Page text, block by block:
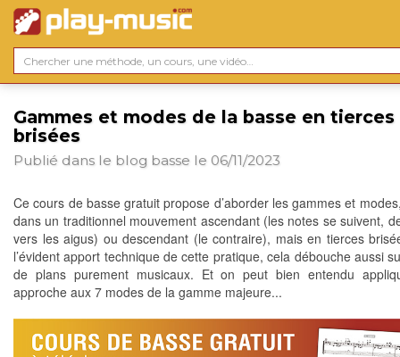
Gammes et modes de la basse en tierces
brisées
Publié dans le blog basse le 06/11/2023
Ce cours de basse gratuit propose d’aborder les gammes et
dans un traditionnel mouvement ascendant (les notes se suivent,
vers les aigus) ou descendant (le contraire), mais en tierces
l’évident apport technique de cette pratique, cela débouche aussi
de plans purement musicaux. Et on peut bien entendu
approche aux 7 modes de la gamme majeure...